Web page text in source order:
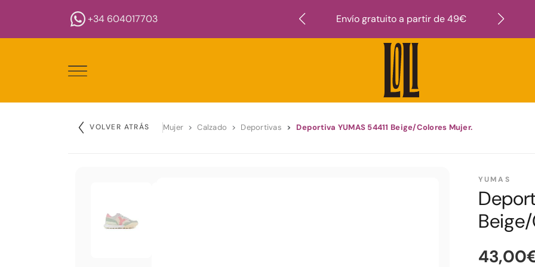
+34 604017703 Envío gratuito a partir de 49€
VOLVER ATRÁS Mujer Calzado Deportivas Deportiva YUMAS 54411 Beige/Colores Mujer.
YUMAS